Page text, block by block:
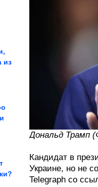
из
Дональд Трамп
Кандидат в
Украине, но не
Telegraph со